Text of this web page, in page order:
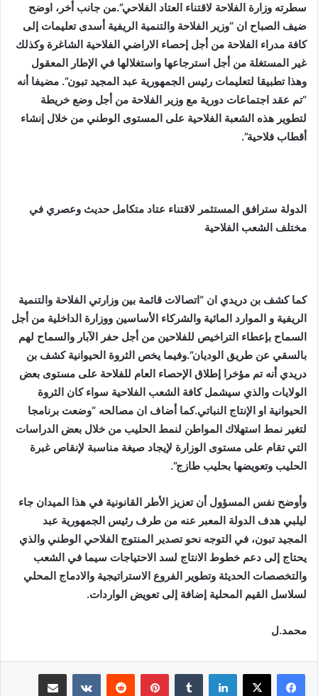
سطرته وزارة الفلاحة لاقتناء العتاد الفلاحي”.من جانب أخر، اوضح
ضيف الصباح ان “وزير الفلاحة والتنمية الريفية أسدى تعليمات إلى
كافة مدراء الفلاحة من أجل إحصاء الاراضي الفلاحية الشاغرة وكذلك
غير المستغلة من أجل استرجاعها واستغلالها في الإطار المعقول
وهذا تطبيقا لتعليمات رئيس الجمهورية عبد المجيد تبون”. مضيفا أنه
“تم عقد اجتماعات دورية مع وزير الفلاحة من أجل وضع خريطة
لتطوير هذه الشعبة الفلاحية على المستوى الوطني من خلال إنشاء
أقطاب فلاحية”.
الدولة سترافق المستثمر لاقتناء عتاد متكامل حديث وعصري في
مختلف الشعب الفلاحية
كما كشف بن دريدي ان “اتصالات قائمة بين وزارتي الفلاحة والتنمية
الريفية و الموارد المائية والشركاء الأساسين ووزارة الداخلية من أجل
السماح بإعطاء التراخيص للفلاحين من أجل حفر الآبار والسماح لهم
بالسقي عن طريق الوديان”.وفيما يخص الثروة الحيوانية كشف بن
دريدي أنه تم مؤخرا إطلاق الإحصاء العام للفلاحة على مستوى بعض
الولايات والذي سيشمل كافة الشعب الفلاحية سواء كان الثروة
الحيوانية او الإنتاج النباتي.كما أضاف ان مصالحه “وضعت برنامجا
لتغير نمط استهلاك المواطن لنمط الحليب من خلال بعض الدراسات
التي تقام على مستوى الوزارة لإيجاد صيغة مناسبة لإنقاص غبرة
الحليب وتعويضها بحليب طازج”.
وأوضح نفس المسؤول أن تعزيز الأطر القانونية في هذا الميدان جاء
ليلبي هدف الدولة المعبر عنه من طرف رئيس الجمهورية عبد
المجيد تبون، في التوجه نحو تصدير المنتوج الفلاحي الوطني والذي
يحتاج إلى دعم خطوط الانتاج لسد الاحتياجات سيما في الشعب
والتخصصات الحديثة وتطوير الفروع الاستراتيجية والادماج المحلي
لسلاسل القيم المحلية إضافة إلى تعويض الواردات.
محمد.ل
لينكدإن بينتيريست